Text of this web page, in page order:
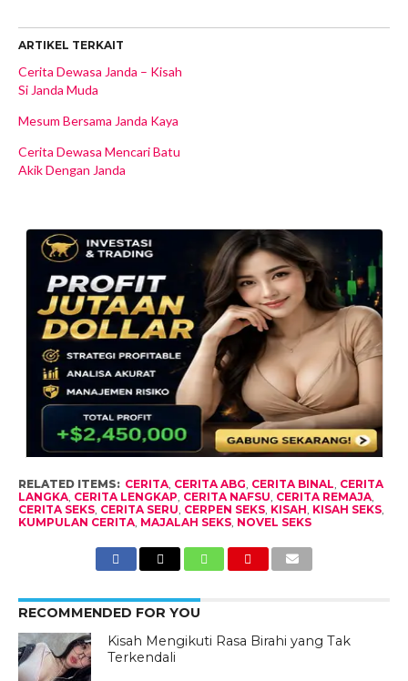
ARTIKEL TERKAIT
Cerita Dewasa Janda – Kisah
Si Janda Muda
Mesum Bersama Janda Kaya
Cerita Dewasa Mencari Batu
Akik Dengan Janda
RELATED ITEMS: CERITA, CERITA ABG, CERITA BINAL, CERITA
LANGKA, CERITA LENGKAP, CERITA NAFSU, CERITA REMAJA,
CERITA SEKS, CERITA SERU, CERPEN SEKS, KISAH, KISAH SEKS,
KUMPULAN CERITA, MAJALAH SEKS, NOVEL SEKS
RECOMMENDED FOR YOU
Kisah Mengikuti Rasa Birahi yang Tak
Terkendali